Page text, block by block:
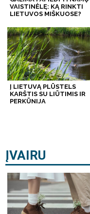
VAISTINĖLĘ: KĄ RINKTI
LIETUVOS MIŠKUOSE?
Į LIETUVĄ PLŪSTELS
KARŠTIS SU LIŪTIMIS IR
PERKŪNIJA
ĮVAIRU